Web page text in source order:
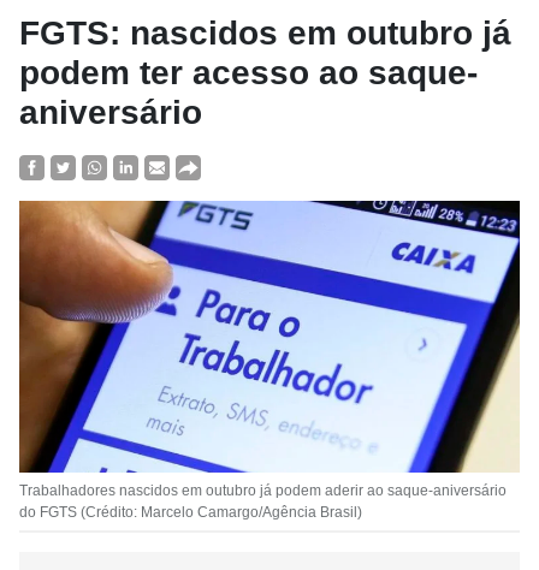
FGTS: nascidos em outubro já
podem ter acesso ao saque-
aniversário
Trabalhadores nascidos em outubro já podem aderir ao saque-aniversário
do FGTS (Crédito: Marcelo Camargo/Agência Brasil)